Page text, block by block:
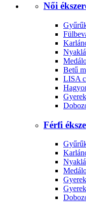
Női
Betű
LISA
Férfi